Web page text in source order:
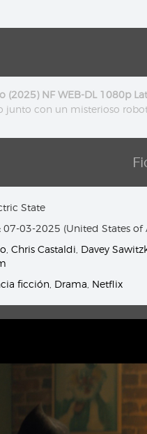
(2025) NF WEB-DL 1080p
junto con un misterioso
State
07-03-2025 (United States of
,Chris Castaldi Davey
ficción Drama Netflix